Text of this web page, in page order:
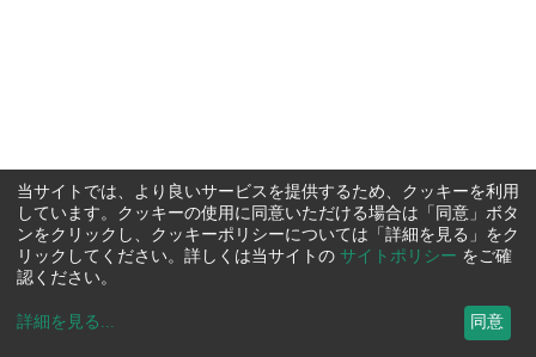
当サイトでは、より良いサービスを提供するため、クッキーを利用
しています。クッキーの使用に同意いただける場合は「同意」ボタ
ンをクリックし、クッキーポリシーについては「詳細を見る」をク
リックしてください。詳しくは当サイトの サイトポリシー をご確
認ください。
詳細を見る ... 同意